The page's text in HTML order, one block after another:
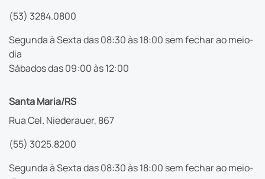
(53) 3284.0800
Segunda à Sexta das 08:30 às 18:00 sem fechar ao meio-
dia
Sábados das 09:00 às 12:00
Santa Maria/RS
Rua Cel. Niederauer, 867
(55) 3025.8200
Segunda à Sexta das 08:30 às 18:00 sem fechar ao meio-